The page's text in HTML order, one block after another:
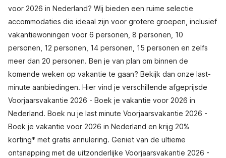
voor 2026 in Nederland? Wij bieden een ruime selectie
accommodaties die ideaal zijn voor grotere groepen, inclusief
vakantiewoningen voor 6 personen, 8 personen, 10
personen, 12 personen, 14 personen, 15 personen en zelfs
meer dan 20 personen. Ben je van plan om binnen de
komende weken op vakantie te gaan? Bekijk dan onze last-
minute aanbiedingen. Hier vind je verschillende afgeprijsde
Voorjaarsvakantie 2026 - Boek je vakantie voor 2026 in
Nederland. Boek nu je last minute Voorjaarsvakantie 2026 -
Boek je vakantie voor 2026 in Nederland en krijg 20%
korting* met gratis annulering. Geniet van de ultieme
ontsnapping met de uitzonderlijke Voorjaarsvakantie 2026 -